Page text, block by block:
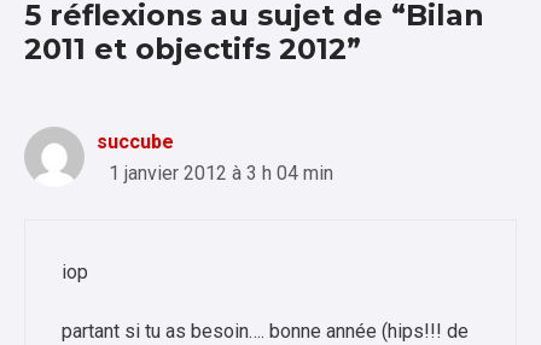
5 réflexions au sujet de “Bilan
2011 et objectifs 2012”
succube
1 janvier 2012 à 3 h 04 min
iop
partant si tu as besoin…. bonne année (hips!!! de